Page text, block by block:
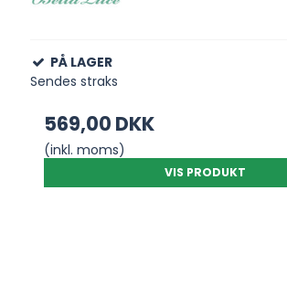
PÅ LAGER
Sendes straks
569,00 DKK
(inkl. moms)
VIS PRODUKT